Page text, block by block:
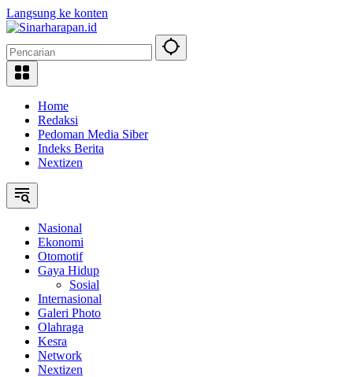
Langsung ke konten
Home
Redaksi
Pedoman Media Siber
Indeks Berita
Nextizen
Nasional
Ekonomi
Otomotif
Gaya Hidup
Sosial
Internasional
Galeri Photo
Olahraga
Kesra
Network
Nextizen